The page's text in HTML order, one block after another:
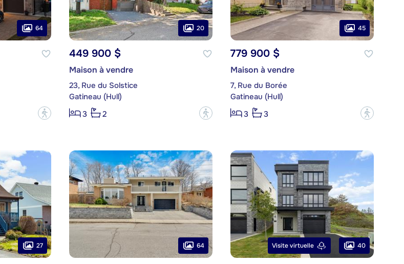
64
?
20
449 900 $
Maison à vendre
23, Rue du Solstice
Gatineau (Hull)
3
2 ?
45
779 900 $
Maison à vendre
7, Rue du Borée
Gatineau (Hull)
3
3 ?
27 64 Visite virtuelle 40